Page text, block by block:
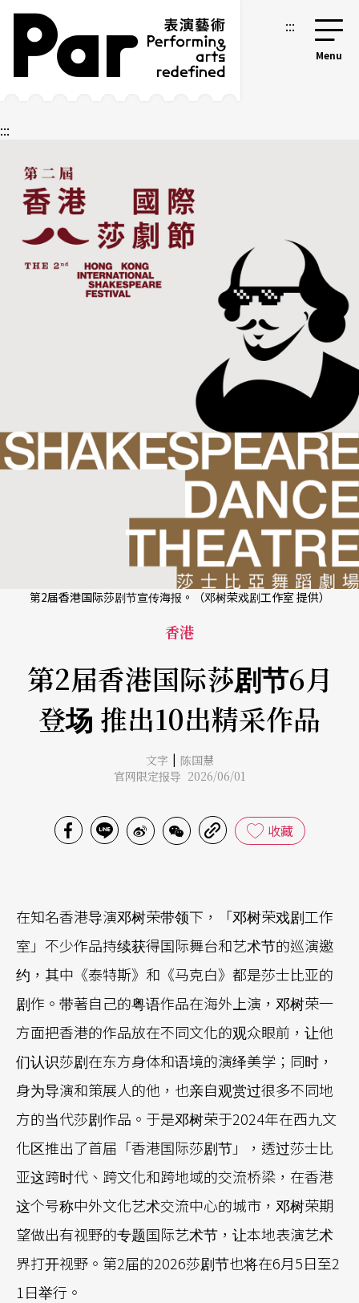
跳到主要内容区块
网站导览 :::
:::
第2届香港国际莎剧节宣传海报。（邓树荣戏剧工作室 提供）
香港
第2届香港国际莎剧节6月
登场 推出10出精采作品
文字 | 陈国慧
官网限定报导 2026/06/01
收藏
在知名香港导演邓树荣带领下，「邓树荣戏剧工作
室」不少作品持续获得国际舞台和艺术节的巡演邀
约，其中《泰特斯》和《马克白》都是莎士比亚的
剧作。带著自己的粤语作品在海外上演，邓树荣一
方面把香港的作品放在不同文化的观众眼前，让他
们认识莎剧在东方身体和语境的演绎美学；同时，
身为导演和策展人的他，也亲自观赏过很多不同地
方的当代莎剧作品。于是邓树荣于2024年在西九文
化区推出了首届「香港国际莎剧节」，透过莎士比
亚这跨时代、跨文化和跨地域的交流桥梁，在香港
这个号称中外文化艺术交流中心的城市，邓树荣期
望做出有视野的专题国际艺术节，让本地表演艺术
界打开视野。第2届的2026莎剧节也将在6月5日至2
1日举行。